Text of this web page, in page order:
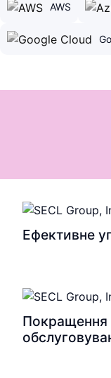
AWS
Ефективне
Покращення